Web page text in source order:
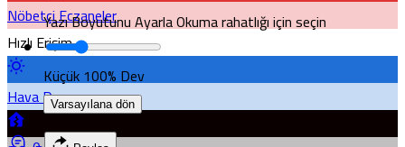
Nöbetçi Eczaneler
Hızlı Erişim
Hava Durumu
Yazı Boyutunu AyarlaOkuma rahatlığı için seçin
Küçük100%Dev
Varsayılana dön